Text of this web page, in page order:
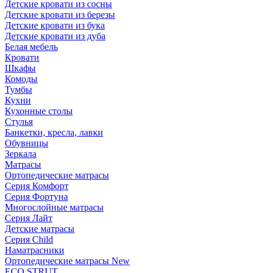
Детские кровати из сосны
Детские кровати из березы
Детские кровати из бука
Детские кровати из дуба
Белая мебель
Кровати
Шкафы
Комоды
Тумбы
Кухни
Кухонные столы
Стулья
Банкетки, кресла, лавки
Обувницы
Зеркала
Матрасы
Ортопедические матрасы
Серия Комфорт
Серия Фортуна
Многослойные матрасы
Серия Лайт
Детские матрасы
Серия Child
Наматрасники
Ортопедические матрасы New